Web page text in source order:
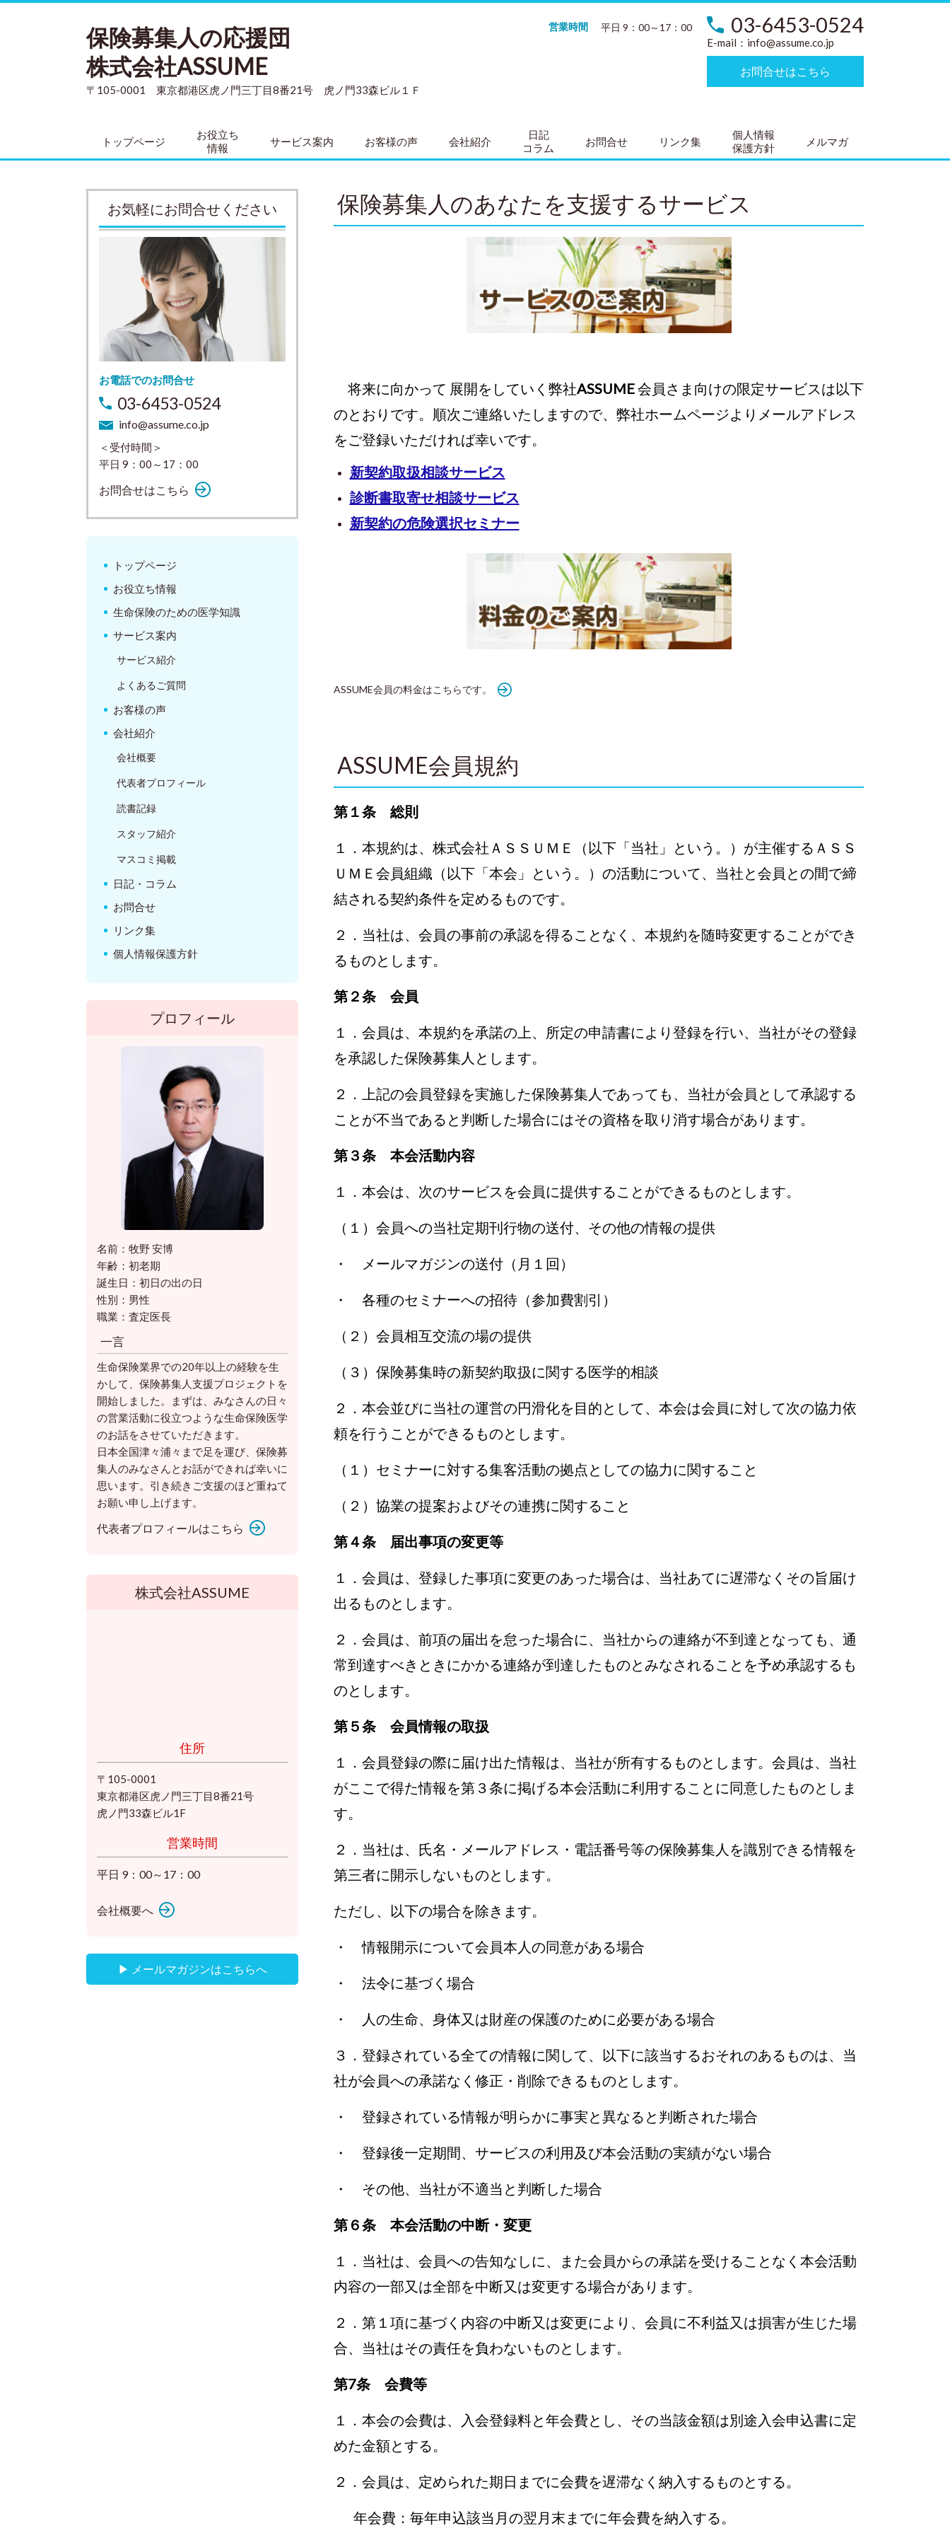
保険募集人の応援団
株式会社ASSUME
〒105-0001 東京都港区虎ノ門三丁目8番21号 虎ノ門33森ビル１Ｆ
営業時間 平日 9：00～17：00 03-6453-0524
E-mail： info@assume.co.jp
お問合せはこちら
トップページ
お役立ち
情報
サービス案内 お客様の声 会社紹介
日記
コラム
お問合せ リンク集
個人情報
保護方針
メルマガ
保険募集人のあなたを支援するサービス
将来に向かって 展開をしていく弊社ASSUME会員さま向けの限定サービスは以下
のとおりです。順次ご連絡いたしますので、弊社ホームページよりメールアドレス
をご登録いただければ幸いです。
新契約取扱相談サービス
診断書取寄せ相談サービス
新契約の危険選択セミナー
ASSUME会員の料金はこちらです。
ASSUME会員規約
第１条 総則
１．本規約は、株式会社ＡＳＳＵＭＥ（以下「当社」という。）が主催するＡＳＳ
ＵＭＥ会員組織（以下「本会」という。）の活動について、当社と会員との間で締
結される契約条件を定めるものです。
２．当社は、会員の事前の承認を得ることなく、本規約を随時変更することができ
るものとします。
第２条 会員
１．会員は、本規約を承諾の上、所定の申請書により登録を行い、当社がその登録
を承認した保険募集人とします。
２．上記の会員登録を実施した保険募集人であっても、当社が会員として承認する
ことが不当であると判断した場合にはその資格を取り消す場合があります。
第３条 本会活動内容
１．本会は、次のサービスを会員に提供することができるものとします。
（１）会員への当社定期刊行物の送付、その他の情報の提供
・ メールマガジンの送付（月１回）
・ 各種のセミナーへの招待（参加費割引）
（２）会員相互交流の場の提供
（３）保険募集時の新契約取扱に関する医学的相談
２．本会並びに当社の運営の円滑化を目的として、本会は会員に対して次の協力依
頼を行うことができるものとします。
（１）セミナーに対する集客活動の拠点としての協力に関すること
（２）協業の提案およびその連携に関すること
第４条 届出事項の変更等
１．会員は、登録した事項に変更のあった場合は、当社あてに遅滞なくその旨届け
出るものとします。
２．会員は、前項の届出を怠った場合に、当社からの連絡が不到達となっても、通
常到達すべきときにかかる連絡が到達したものとみなされることを予め承認するも
のとします。
第５条 会員情報の取扱
１．会員登録の際に届け出た情報は、当社が所有するものとします。会員は、当社
がここで得た情報を第３条に掲げる本会活動に利用することに同意したものとしま
す。
２．当社は、氏名・メールアドレス・電話番号等の保険募集人を識別できる情報を
第三者に開示しないものとします。
ただし、以下の場合を除きます。
・ 情報開示について会員本人の同意がある場合
・ 法令に基づく場合
・ 人の生命、身体又は財産の保護のために必要がある場合
３．登録されている全ての情報に関して、以下に該当するおそれのあるものは、当
社が会員への承諾なく修正・削除できるものとします。
・ 登録されている情報が明らかに事実と異なると判断された場合
・ 登録後一定期間、サービスの利用及び本会活動の実績がない場合
・ その他、当社が不適当と判断した場合
第６条 本会活動の中断・変更
１．当社は、会員への告知なしに、また会員からの承諾を受けることなく本会活動
内容の一部又は全部を中断又は変更する場合があります。
２．第１項に基づく内容の中断又は変更により、会員に不利益又は損害が生じた場
合、当社はその責任を負わないものとします。
第7条 会費等
１．本会の会費は、入会登録料と年会費とし、その当該金額は別途入会申込書に定
めた金額とする。
２．会員は、定められた期日までに会費を遅滞なく納入するものとする。
年会費：毎年申込該当月の翌月末までに年会費を納入する。
お気軽にお問合せください
お電話でのお問合せ
03-6453-0524
info@assume.co.jp
＜受付時間＞
平日 9：00～17：00
お問合せはこちら
トップページ
お役立ち情報
生命保険のための医学知識
サービス案内
サービス紹介
よくあるご質問
お客様の声
会社紹介
会社概要
代表者プロフィール
読書記録
スタッフ紹介
マスコミ掲載
日記・コラム
お問合せ
リンク集
個人情報保護方針
プロフィール
名前：牧野 安博
年齢：初老期
誕生日：初日の出の日
性別：男性
職業：査定医長
一言
生命保険業界での20年以上の経験を生
かして、保険募集人支援プロジェクトを
開始しました。まずは、みなさんの日々
の営業活動に役立つような生命保険医学
のお話をさせていただきます。
日本全国津々浦々まで足を運び、保険募
集人のみなさんとお話ができれば幸いに
思います。引き続きご支援のほど重ねて
お願い申し上げます。
代表者プロフィールはこちら
株式会社ASSUME
住所
〒105-0001
東京都港区虎ノ門三丁目8番21号
虎ノ門33森ビル1F
営業時間
平日 9：00～17：00
会社概要へ
▶ メールマガジンはこちらへ